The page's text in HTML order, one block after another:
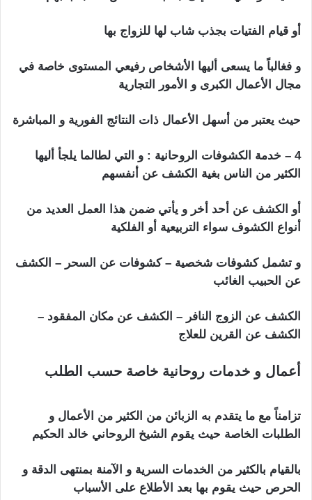
أو قيام الفتيات بجذب شاب لها للزواج بها
و فغالباً ما يسعى أليها الأشخاص رفيعي المستوى خاصة في
مجال الأعمال الكبرى و الأمور التجارية
حيث يعتبر من أسهل الأعمال ذات النتائج الفورية و المباشرة
4 – خدمة الكشوفات الروحانية : و التي لطالما يلجأ أليها
الكثير من الناس بغية الكشف عن أنفسهم
أو الكشف عن أحد أخر و يأتي ضمن هذا العمل العديد من
أنواع الكشوف سواء التربيعية أو الفلكية
و تشمل كشوفات شخصية – كشوفات عن السحر – الكشف
عن الحبيب الغائب
الكشف عن الزوج النافر – الكشف عن مكان المفقود –
الكشف عن القرين للعلاج
أعمال و خدمات روحانية خاصة حسب الطلب
تزامناً مع ما يتقدم به الزبائن من الكثير من الأعمال و
الطلبات الخاصة حيث يقوم الشيخ الروحاني خالد الحكيم
بالقيام بالكثير من الخدمات السرية و الآمنة بمنتهى الدقة و
الحرص حيث يقوم بها بعد الأطلاع على الأسباب